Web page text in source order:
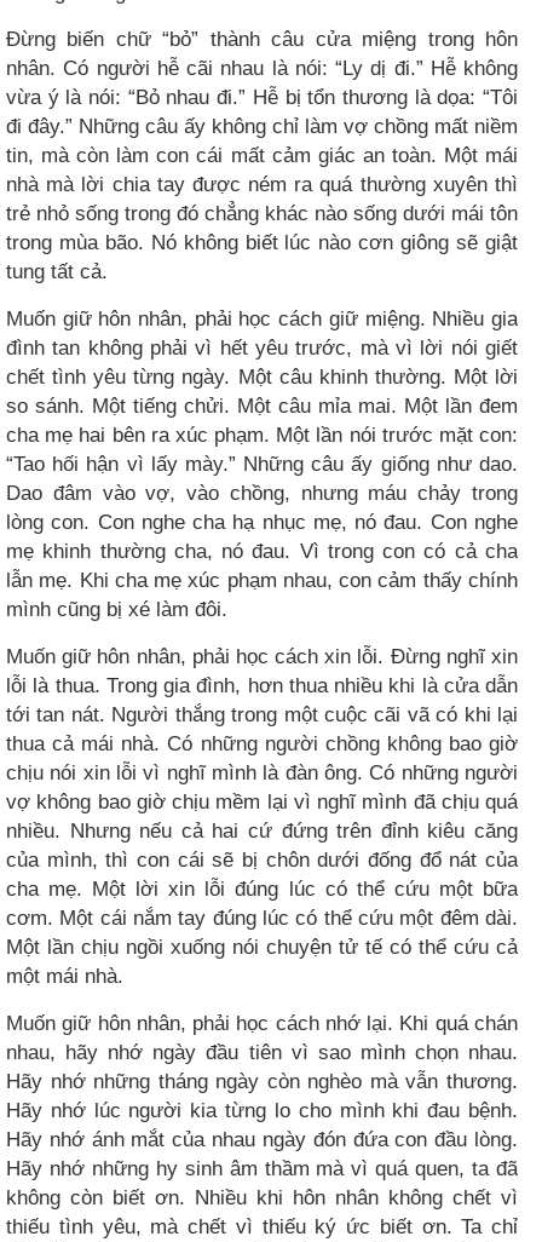
Đừng biến chữ “bỏ” thành câu cửa miệng trong hôn
nhân. Có người hễ cãi nhau là nói: “Ly dị đi.” Hễ không
vừa ý là nói: “Bỏ nhau đi.” Hễ bị tổn thương là dọa: “Tôi
đi đây.” Những câu ấy không chỉ làm vợ chồng mất niềm
tin, mà còn làm con cái mất cảm giác an toàn. Một mái
nhà mà lời chia tay được ném ra quá thường xuyên thì
trẻ nhỏ sống trong đó chẳng khác nào sống dưới mái tôn
trong mùa bão. Nó không biết lúc nào cơn giông sẽ giật
tung tất cả.
Muốn giữ hôn nhân, phải học cách giữ miệng. Nhiều gia
đình tan không phải vì hết yêu trước, mà vì lời nói giết
chết tình yêu từng ngày. Một câu khinh thường. Một lời
so sánh. Một tiếng chửi. Một câu mỉa mai. Một lần đem
cha mẹ hai bên ra xúc phạm. Một lần nói trước mặt con:
“Tao hối hận vì lấy mày.” Những câu ấy giống như dao.
Dao đâm vào vợ, vào chồng, nhưng máu chảy trong
lòng con. Con nghe cha hạ nhục mẹ, nó đau. Con nghe
mẹ khinh thường cha, nó đau. Vì trong con có cả cha
lẫn mẹ. Khi cha mẹ xúc phạm nhau, con cảm thấy chính
mình cũng bị xé làm đôi.
Muốn giữ hôn nhân, phải học cách xin lỗi. Đừng nghĩ xin
lỗi là thua. Trong gia đình, hơn thua nhiều khi là cửa dẫn
tới tan nát. Người thắng trong một cuộc cãi vã có khi lại
thua cả mái nhà. Có những người chồng không bao giờ
chịu nói xin lỗi vì nghĩ mình là đàn ông. Có những người
vợ không bao giờ chịu mềm lại vì nghĩ mình đã chịu quá
nhiều. Nhưng nếu cả hai cứ đứng trên đỉnh kiêu căng
của mình, thì con cái sẽ bị chôn dưới đống đổ nát của
cha mẹ. Một lời xin lỗi đúng lúc có thể cứu một bữa
cơm. Một cái nắm tay đúng lúc có thể cứu một đêm dài.
Một lần chịu ngồi xuống nói chuyện tử tế có thể cứu cả
một mái nhà.
Muốn giữ hôn nhân, phải học cách nhớ lại. Khi quá chán
nhau, hãy nhớ ngày đầu tiên vì sao mình chọn nhau.
Hãy nhớ những tháng ngày còn nghèo mà vẫn thương.
Hãy nhớ lúc người kia từng lo cho mình khi đau bệnh.
Hãy nhớ ánh mắt của nhau ngày đón đứa con đầu lòng.
Hãy nhớ những hy sinh âm thầm mà vì quá quen, ta đã
không còn biết ơn. Nhiều khi hôn nhân không chết vì
thiếu tình yêu, mà chết vì thiếu ký ức biết ơn. Ta chỉ